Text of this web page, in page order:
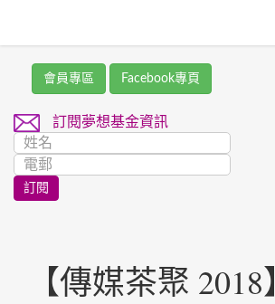
會員專區 Facebook專頁
訂閱夢想基金資訊
【傳媒茶聚 2018】